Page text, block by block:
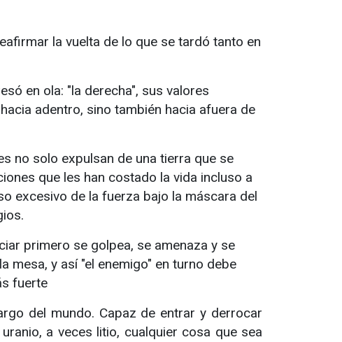
la vuelta de lo que se tardó tanto en
en ola: "la derecha", sus valores
adentro, sino también hacia afuera de
no solo expulsan de una tierra que se
que les han costado la vida incluso a
excesivo de la fuerza bajo la máscara del
primero se golpea, se amenaza y se
mesa, y así "el enemigo" en turno debe
fuerte
del mundo. Capaz de entrar y derrocar
a veces litio, cualquier cosa que sea